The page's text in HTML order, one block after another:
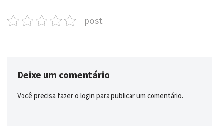
post
Deixe um comentário
Você precisa fazer o login para publicar um comentário.